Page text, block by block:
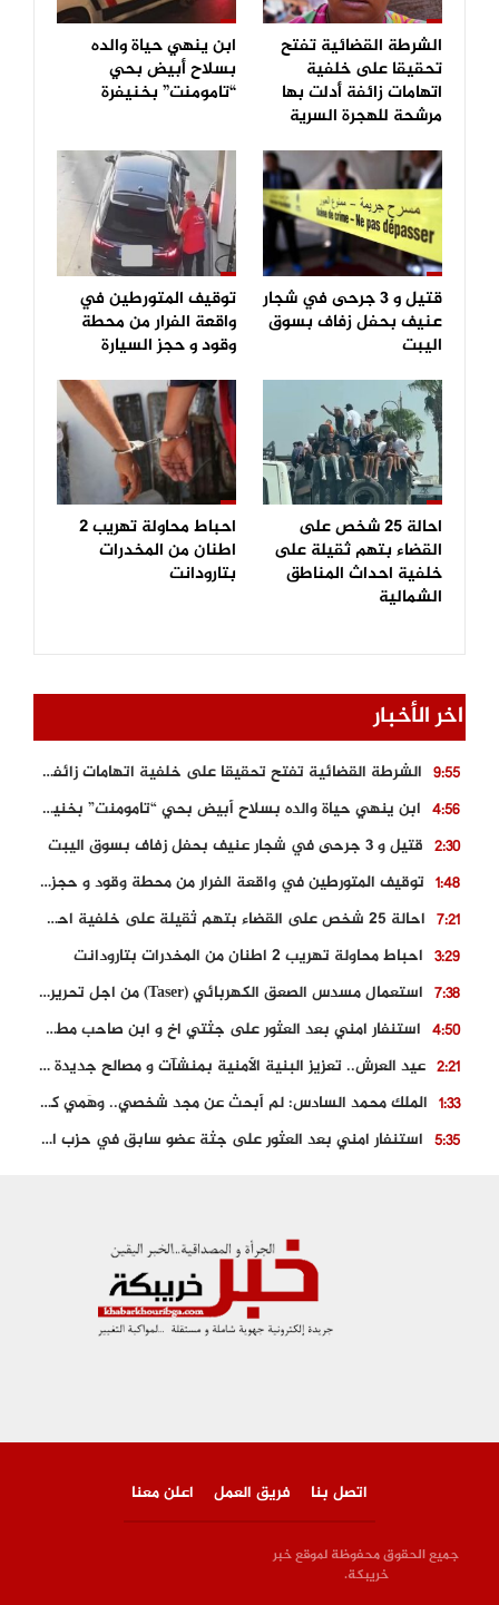
الشرطة القضائية تفتح
تحقيقا على خلفية
اتهامات زائفة أدلت بها
مرشحة للهجرة السرية
ابن ينهي حياة والده
بسلاح أبيض بحي
“تامومنت” بخنيفرة
قتيل و 3 جرحى في شجار
عنيف بحفل زفاف بسوق
اليبت
توقيف المتورطين في
واقعة الفرار من محطة
وقود و حجز السيارة
احالة 25 شخص على
القضاء بتهم ثقيلة على
خلفية احداث المناطق
الشمالية
احباط محاولة تهريب 2
اطنان من المخدرات
بتارودانت
اخر الأخبار
9:55
الشرطة القضائية تفتح تحقيقا على خلفية اتهامات زائفة أدلت بها مرشحة للهجرة السرية
4:56
ابن ينهي حياة والده بسلاح أبيض بحي “تامومنت” بخنيفرة
2:30 قتيل و 3 جرحى في شجار عنيف بحفل زفاف بسوق اليبت
1:48
توقيف المتورطين في واقعة الفرار من محطة وقود و حجز السيارة
7:21
احالة 25 شخص على القضاء بتهم ثقيلة على خلفية احداث المناطق الشمالية
3:29 احباط محاولة تهريب 2 اطنان من المخدرات بتارودانت
7:38
استعمال مسدس الصعق الكهربائي (Taser) من اجل تحرير شابة محتجزة
4:50
استنفار امني بعد العثور على جثتي اخ و ابن صاحب مطعم اسماك مشهور بطنجة
2:21
عيد العرش.. تعزيز البنية الأمنية بمنشآت و مصالح جديدة بكل من الحسيمة – فاس و الناظور
1:33
الملك محمد السادس: لم أبحث عن مجد شخصي.. وهَمي كرامة المغاربة
5:35
استنفار امني بعد العثور على جثة عضو سابق في حزب المصباح بالقنيطرة..
العثور على سبعينية جثة هامدة بمقر سكناها بمراكش
اتصل بنا فريق العمل اعلن معنا
جميع الحقوق محفوظة لموقع خبر
خريبكة.